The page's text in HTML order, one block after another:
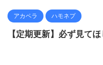
アカペラ ハモネプ
【定期更新】必ず見て